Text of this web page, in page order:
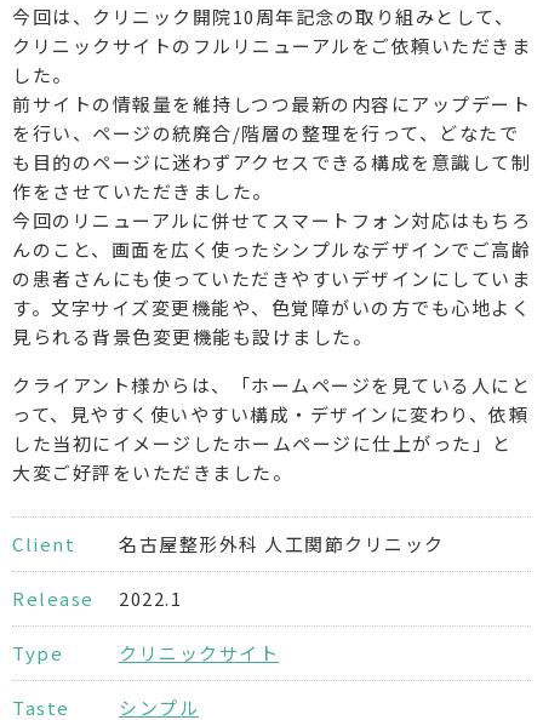
今回は、クリニック開院10周年記念の取り組みとして、
クリニックサイトのフルリニューアルをご依頼いただきま
した。
前サイトの情報量を維持しつつ最新の内容にアップデート
を行い、ページの統廃合/階層の整理を行って、どなたで
も目的のページに迷わずアクセスできる構成を意識して制
作をさせていただきました。
今回のリニューアルに併せてスマートフォン対応はもちろ
んのこと、画面を広く使ったシンプルなデザインでご高齢
の患者さんにも使っていただきやすいデザインにしていま
す。文字サイズ変更機能や、色覚障がいの方でも心地よく
見られる背景色変更機能も設けました。
クライアント様からは、「ホームページを見ている人にと
って、見やすく使いやすい構成・デザインに変わり、依頼
した当初にイメージしたホームページに仕上がった」と
大変ご好評をいただきました。
Client 名古屋整形外科 人工関節クリニック
Release 2022.1
Type クリニックサイト
Taste シンプル